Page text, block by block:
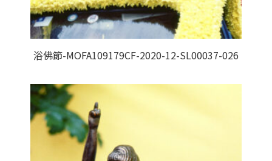
浴佛節-MOFA109179CF-2020-12-SL00037-026